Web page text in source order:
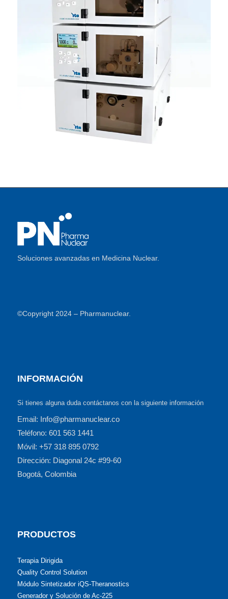
Soluciones avanzadas en Medicina Nuclear.
©Copyright 2024 – Pharmanuclear.
INFORMACIÓN
Si tienes alguna duda contáctanos con la siguiente información
Email: Info@pharmanuclear.co
Teléfono: 601 563 1441
Móvil: +57 318 895 0792
Dirección: Diagonal 24c #99-60
Bogotá, Colombia
PRODUCTOS
Terapia Dirigida
Quality Control Solution
Módulo Sintetizador iQS-Theranostics
Generador y Solución de Ac-225